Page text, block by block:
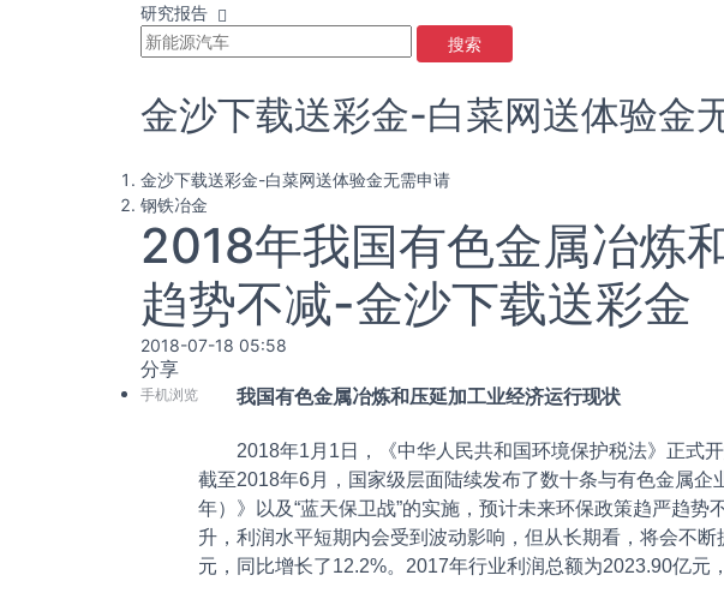
研究报告
搜索
金沙下载送彩金-白菜网送体验金
金沙下载送彩金-白菜网送体验金无需申请
钢铁冶金
2018年我国有色金属冶炼
趋势不减-金沙下载送彩金
2018-07-18 05:58
分享
手机浏览 我国有色金属冶炼和压延加工业经济运行现状
2018年1月1日，《中华人民共和国环境保护税法》正式开
截至2018年6月，国家级层面陆续发布了数十条与有色金属
年）》以及“蓝天保卫战”的实施，预计未来环保政策趋严趋
升，利润水平短期内会受到波动影响，但从长期看，将会不
元，同比增长了12.2%。2017年行业利润总额为2023.90亿元